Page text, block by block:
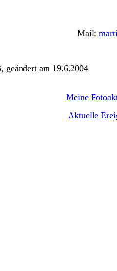
Mail:
geändert am 19.6.2004
Meine
Aktuelle